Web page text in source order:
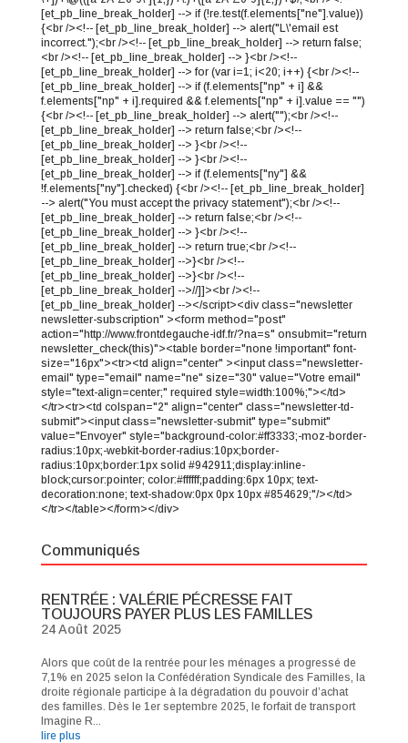
[et_pb_line_break_holder] --> if (!re.test(f.elements["ne"].value))
{<br /><!-- [et_pb_line_break_holder] --> alert("L\'email est
incorrect.");<br /><!-- [et_pb_line_break_holder] --> return false;
<br /><!-- [et_pb_line_break_holder] --> }<br /><!--
[et_pb_line_break_holder] --> for (var i=1; i<20; i++) {<br /><!--
[et_pb_line_break_holder] --> if (f.elements["np" + i] &&
f.elements["np" + i].required && f.elements["np" + i].value == "")
{<br /><!-- [et_pb_line_break_holder] --> alert("");<br /><!--
[et_pb_line_break_holder] --> return false;<br /><!--
[et_pb_line_break_holder] --> }<br /><!--
[et_pb_line_break_holder] --> }<br /><!--
[et_pb_line_break_holder] --> if (f.elements["ny"] &&
!f.elements["ny"].checked) {<br /><!-- [et_pb_line_break_holder]
--> alert("You must accept the privacy statement");<br /><!--
[et_pb_line_break_holder] --> return false;<br /><!--
[et_pb_line_break_holder] --> }<br /><!--
[et_pb_line_break_holder] --> return true;<br /><!--
[et_pb_line_break_holder] -->}<br /><!--
[et_pb_line_break_holder] -->}<br /><!--
[et_pb_line_break_holder] -->//]]><br /><!--
[et_pb_line_break_holder] --></script><div class="newsletter
newsletter-subscription" ><form method="post"
action="http://www.frontdegauche-idf.fr/?na=s" onsubmit="return
newsletter_check(this)"><table border="none !important" font-
size="16px"><tr><td align="center" ><input class="newsletter-
email" type="email" name="ne" size="30" value="Votre email"
style="text-align=center;" required style=width:100%;"></td>
</tr><tr><td colspan="2" align="center" class="newsletter-td-
submit"><input class="newsletter-submit" type="submit"
value="Envoyer" style="background-color:#ff3333;-moz-border-
radius:10px;-webkit-border-radius:10px;border-
radius:10px;border:1px solid #942911;display:inline-
block;cursor:pointer; color:#ffffff;padding:6px 10px; text-
decoration:none; text-shadow:0px 0px 10px #854629;"/></td>
</tr></table></form></div>
Communiqués
RENTRÉE : VALÉRIE PÉCRESSE FAIT
TOUJOURS PAYER PLUS LES FAMILLES
24 Août 2025
Alors que coût de la rentrée pour les ménages a progressé de
7,1% en 2025 selon la Confédération Syndicale des Familles, la
droite régionale participe à la dégradation du pouvoir d’achat
des familles. Dès le 1er septembre 2025, le forfait de transport
Imagine R...
lire plus